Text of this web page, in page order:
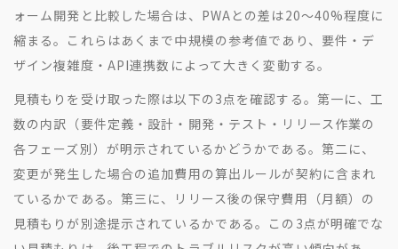
ォーム開発と比較した場合は、PWAとの差は20〜40%程度に
縮まる。これらはあくまで中規模の参考値であり、要件・デ
ザイン複雑度・API連携数によって大きく変動する。
見積もりを受け取った際は以下の3点を確認する。第一に、工
数の内訳（要件定義・設計・開発・テスト・リリース作業の
各フェーズ別）が明示されているかどうかである。第二に、
変更が発生した場合の追加費用の算出ルールが契約に含まれ
ているかである。第三に、リリース後の保守費用（月額）の
見積もりが別途提示されているかである。この3点が明確でな